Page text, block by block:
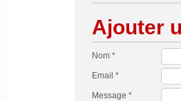
Ajouter
Nom *
Email *
Message *